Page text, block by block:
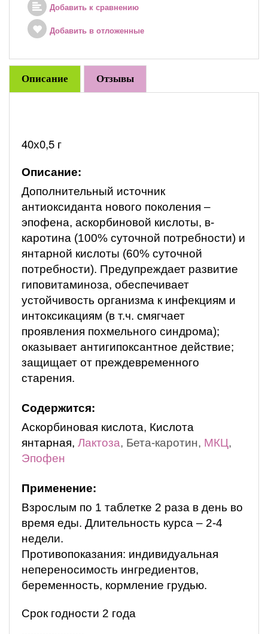
Добавить к сравнению
Добавить в отложенные
Описание Отзывы
40х0,5 г
Описание:
Дополнительный источник
антиоксиданта нового поколения –
эпофена, аскорбиновой кислоты, в-
каротина (100% суточной потребности) и
янтарной кислоты (60% суточной
потребности). Предупреждает развитие
гиповитаминоза, обеспечивает
устойчивость организма к инфекциям и
интоксикациям (в т.ч. смягчает
проявления похмельного синдрома);
оказывает антигипоксантное действие;
защищает от преждевременного
старения.
Содержится:
Аскорбиновая кислота, Кислота
янтарная, Лактоза, Бета-каротин, МКЦ,
Эпофен
Применение:
Взрослым по 1 таблетке 2 раза в день во
время еды. Длительность курса – 2-4
недели.
Противопоказания: индивидуальная
непереносимость ингредиентов,
беременность, кормление грудью.
Срок годности 2 года